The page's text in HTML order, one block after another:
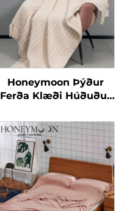
Honeymoon Þýður
Ferða Klæði Húðuður
Hljóðheitarskikkja